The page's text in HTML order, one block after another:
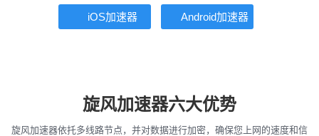
iOS加速器 Android加速器
旋风加速器六大优势
旋风加速器依托多线路节点，并对数据进行加密，确保您上网的速度和信